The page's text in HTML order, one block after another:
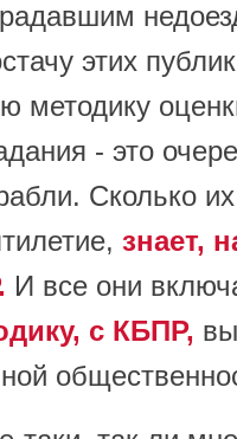
этих
методику
- это
Сколько
знает,
И все они
с КБПР,